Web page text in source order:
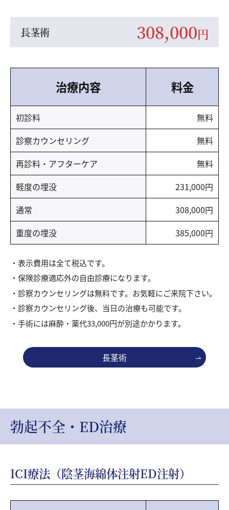
長茎術 308,000円
治療内容 料金
初診料
無料
診察カウンセリング
無料
再診料・アフターケア
無料
軽度の埋没
231,000円
通常
308,000円
重度の埋没
385,000円
表示費用は全て税込です。
保険診療適応外の自由診療になります。
診察カウンセリングは無料です。お気軽にご来院下さい。
診察カウンセリング後、当日の治療も可能です。
手術には麻酔・薬代33,000円が別途かかります。
長茎術
勃起不全・ED治療
ICI療法（陰茎海綿体注射ED注射）